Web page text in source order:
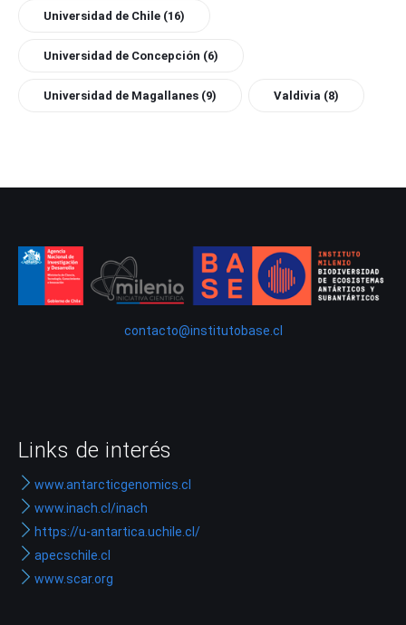
Universidad de Chile (16)
Universidad de Concepción (6)
Universidad de Magallanes (9) Valdivia (8)
contacto@institutobase.cl
Links de interés
www.antarcticgenomics.cl
www.inach.cl/inach
https://u-antartica.uchile.cl/
apecschile.cl
www.scar.org